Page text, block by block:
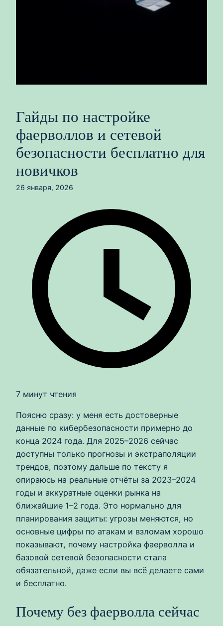
Гайды по настройке
фаерволлов и сетевой
безопасности бесплатно для
новичков
26 января, 2026
7 минут чтения
Поясню сразу: у меня есть достоверные
данные по кибербезопасности примерно до
конца 2024 года. Для 2025–2026 сейчас
доступны только прогнозы и экстраполяции
трендов, поэтому дальше по тексту я
опираюсь на реальные отчёты за 2023–2024
годы и аккуратные оценки рынка на
ближайшие 1–2 года. Это нормально для
планирования защиты: угрозы меняются, но
основные цифры по атакам и взломам хорошо
показывают, почему настройка фаерволла и
базовой сетевой безопасности стала
обязательной, даже если вы всё делаете сами
и бесплатно.
Почему без фаерволла сейчас